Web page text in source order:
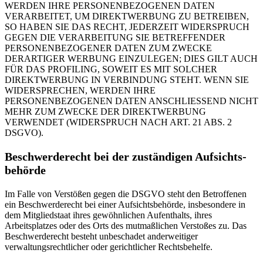
WERDEN IHRE PERSONENBEZOGENEN DATEN
VERARBEITET, UM DIREKTWERBUNG ZU BETREIBEN,
SO HABEN SIE DAS RECHT, JEDERZEIT WIDERSPRUCH
GEGEN DIE VERARBEITUNG SIE BETREFFENDER
PERSONENBEZOGENER DATEN ZUM ZWECKE
DERARTIGER WERBUNG EINZULEGEN; DIES GILT AUCH
FÜR DAS PROFILING, SOWEIT ES MIT SOLCHER
DIREKTWERBUNG IN VERBINDUNG STEHT. WENN SIE
WIDERSPRECHEN, WERDEN IHRE
PERSONENBEZOGENEN DATEN ANSCHLIESSEND NICHT
MEHR ZUM ZWECKE DER DIREKTWERBUNG
VERWENDET (WIDERSPRUCH NACH ART. 21 ABS. 2
DSGVO).
Beschwerde­recht bei der zuständigen Aufsichts­
behörde
Im Falle von Verstößen gegen die DSGVO steht den Betroffenen
ein Beschwerderecht bei einer Aufsichtsbehörde, insbesondere in
dem Mitgliedstaat ihres gewöhnlichen Aufenthalts, ihres
Arbeitsplatzes oder des Orts des mutmaßlichen Verstoßes zu. Das
Beschwerderecht besteht unbeschadet anderweitiger
verwaltungsrechtlicher oder gerichtlicher Rechtsbehelfe.